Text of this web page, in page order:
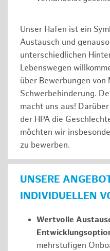
Unser Hafen ist ein
Austausch und
unterschiedlichen
Lebenswegen
über Bewerbungen von
Schwerbehinderung.
macht uns aus!
der HPA die
möchten wir
zu bewerben.
UNSERE
INDIVIDUELLEN
Wertvolle
mehrstufigen